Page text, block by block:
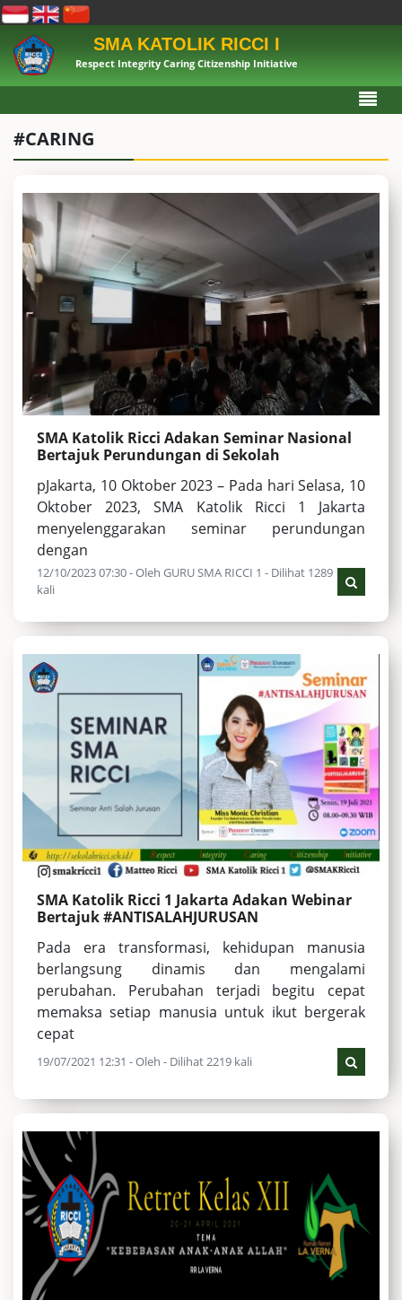
SMA KATOLIK RICCI I
Respect Integrity Caring Citizenship Initiative
#CARING
SMA Katolik Ricci Adakan Seminar Nasional
Bertajuk Perundungan di Sekolah
pJakarta, 10 Oktober 2023 – Pada hari Selasa, 10
Oktober 2023, SMA Katolik Ricci 1 Jakarta
menyelenggarakan seminar perundungan
dengan
12/10/2023 07:30 - Oleh GURU SMA RICCI 1 - Dilihat 1289
kali
SMA Katolik Ricci 1 Jakarta Adakan Webinar
Bertajuk #ANTISALAHJURUSAN
Pada era transformasi, kehidupan manusia
berlangsung dinamis dan mengalami
perubahan. Perubahan terjadi begitu cepat
memaksa setiap manusia untuk ikut bergerak
cepat
19/07/2021 12:31 - Oleh - Dilihat 2219 kali